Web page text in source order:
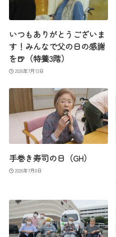
いつもありがとうございま
す！みんなで父の日の感謝
を🍺（特養3階）
2026年7月13日
手巻き寿司の日（GH）
2026年7月8日